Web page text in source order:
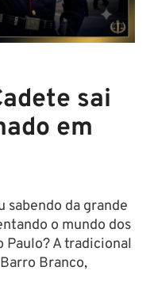
sai
em
sabendo da grande
o mundo dos
Paulo? A tradicional
Branco,